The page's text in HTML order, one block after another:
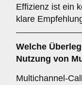
Effizienz ist ein
klare
Welche
Nutzung von
Multichannel-